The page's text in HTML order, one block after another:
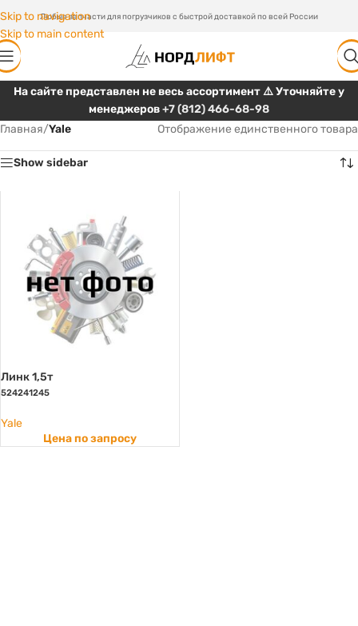
Skip to navigation
Skip to main content
Любые запчасти для погрузчиков с быстрой доставкой по всей России
На сайте представлен не весь ассортимент ⚠️ Уточняйте у
менеджеров+7 (812) 466-68-98
Главная/Yale Отображение единственного товара
Show sidebar
Линк 1,5т
524241245
Yale
Цена по запросу